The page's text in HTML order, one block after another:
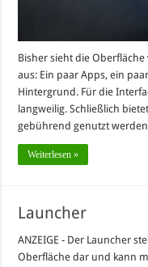
Bisher sieht die
aus: Ein paar Apps, ein
Hintergrund. Für die
langweilig. Schließlich
gebührend genutzt
Weiterlesen »
Launcher
ANZEIGE - Der Launcher
Oberfläche dar und kann